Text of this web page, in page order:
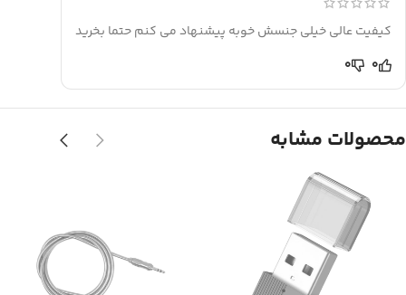
کیفیت عالی خیلی جنسش خوبه پیشنهاد می کنم حتما بخرید
0
0
محصولات مشابه